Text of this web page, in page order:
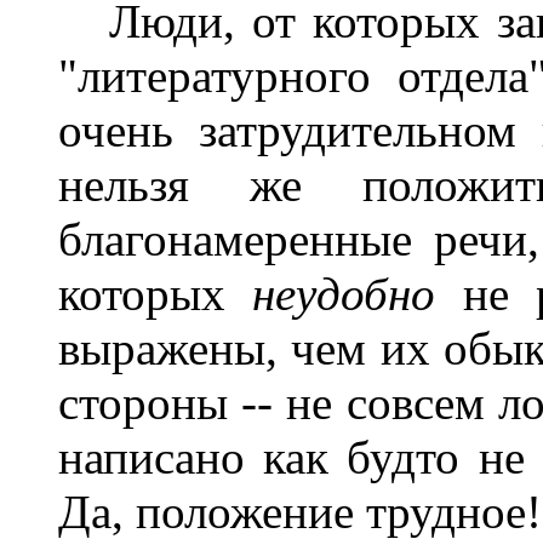
Люди, от которых
"литературного
очень
нельзя же
благонамеренные
которых неудобно не
выражены, чем их
стороны -- не совсем
написано как будто
Да, положение трудное!